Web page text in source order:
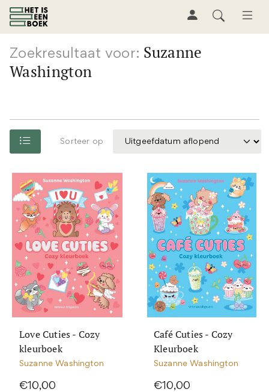
Zoekresultaat voor: Suzanne
Washington
Sorteer op
Love Cuties - Cozy
kleurboek
Suzanne Washington
€10,00
Café Cuties - Cozy
Kleurboek
Suzanne Washington
€10,00